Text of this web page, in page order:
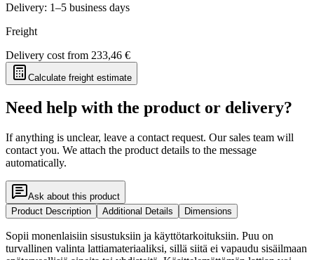
Delivery: 1–5 business days
Freight
Delivery cost from 233,46 €
Calculate freight estimate
Need help with the product or delivery?
If anything is unclear, leave a contact request. Our sales team will
contact you. We attach the product details to the message
automatically.
Ask about this product
Product Description
Additional Details Dimensions
Sopii monenlaisiin sisustuksiin ja käyttötarkoituksiin. Puu on
turvallinen valinta lattiamateriaaliksi, sillä siitä ei vapaudu sisäilmaan